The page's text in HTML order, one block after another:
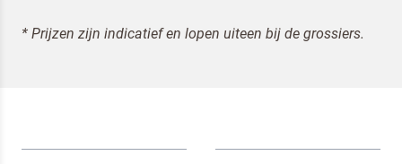
* Prijzen zijn indicatief en lopen uiteen bij de grossiers.